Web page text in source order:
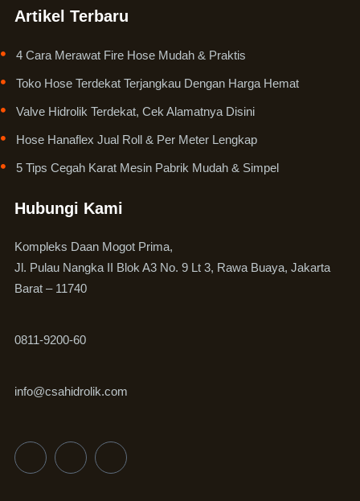
Artikel Terbaru
4 Cara Merawat Fire Hose Mudah & Praktis
Toko Hose Terdekat Terjangkau Dengan Harga Hemat
Valve Hidrolik Terdekat, Cek Alamatnya Disini
Hose Hanaflex Jual Roll & Per Meter Lengkap
5 Tips Cegah Karat Mesin Pabrik Mudah & Simpel
Hubungi Kami
Kompleks Daan Mogot Prima,
Jl. Pulau Nangka II Blok A3 No. 9 Lt 3, Rawa Buaya, Jakarta
Barat – 11740
0811-9200-60
info@csahidrolik.com